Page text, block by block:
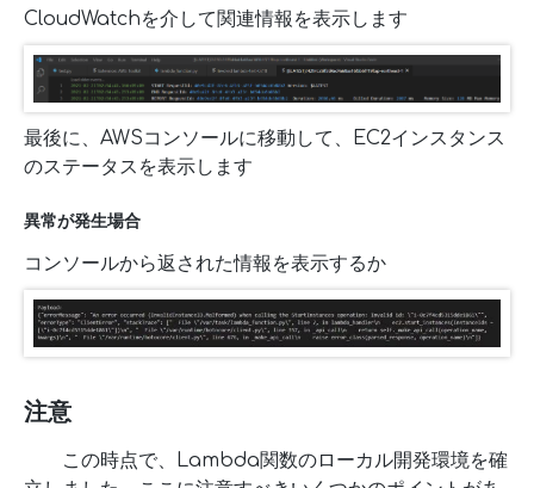
CloudWatchを介して関連情報を表示します
最後に、AWSコンソールに移動して、EC2インスタンス
のステータスを表示します
異常が発生場合
コンソールから返された情報を表示するか
注意
この時点で、Lambda関数のローカル開発環境を確